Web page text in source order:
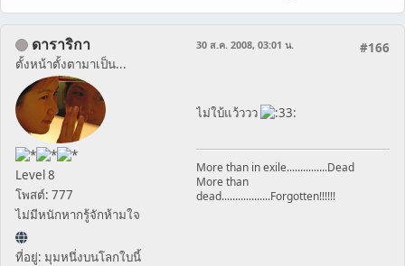
ดาราริกา
ตั้งหน้าตั้งตามาเป็น...
Level 8
โพสต์: 777
ไม่มีหนักหากรู้จักห้ามใจ
ที่อยู่: มุมหนึ่งบนโลกใบนี้
#166
30 ส.ค. 2008, 03:01 น.
ไม่ใบ้แว้ววว
More than in exile...............Dead
More than
dead..................Forgotten!!!!!!